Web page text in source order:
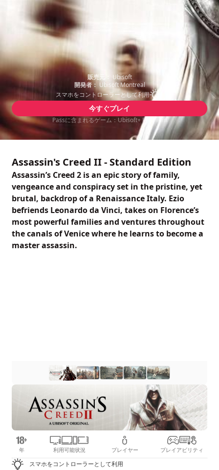
販売元：
Ubisoft
開発者：Ubisoft Montreal
スマホをコントローラーとして利用
今すぐプレイ
Passに含まれるゲーム：Ubisoft+ Premium
Assassin's Creed II - Standard Edition
Assassin’s Creed 2 is an epic story of family,
vengeance and conspiracy set in the pristine, yet
brutal, backdrop of a Renaissance Italy. Ezio
befriends Leonardo da Vinci, takes on Florence’s
most powerful families and ventures throughout
the canals of Venice where he learns to become a
master assassin.
年 利用可能状況 プレイヤー プレイアビリティ
スマホをコントローラーとして利用